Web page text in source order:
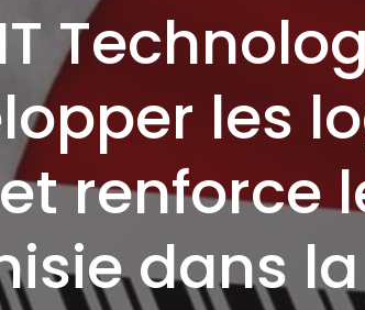
les
renforce
dans